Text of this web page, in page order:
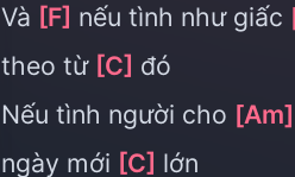
Và [F] nếu tình như giấc
theo từ [C] đó
Nếu tình người cho [Am]
ngày mới [C] lớn